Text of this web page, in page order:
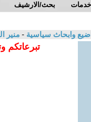
بحث/الارشيف خدمات
وابحاث سياسية - منير
تبرعاتكم